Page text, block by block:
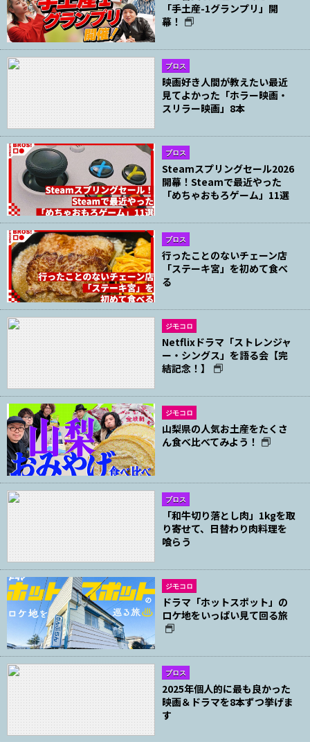
「手土産-1グランプリ」開
幕！
ブロス
映画好き人間が教えたい最近
見てよかった「ホラー映画・
スリラー映画」8本
ブロス
Steamスプリングセール2026
開幕！Steamで最近やった
「めちゃおもろゲーム」11選
ブロス
行ったことのないチェーン店
「ステーキ宮」を初めて食べ
る
ジモコロ
Netflixドラマ「ストレンジャ
ー・シングス」を語る会【完
結記念！】
ジモコロ
山梨県の人気お土産をたくさ
ん食べ比べてみよう！
ブロス
「和牛切り落とし肉」1kgを取
り寄せて、日替わり肉料理を
喰らう
ジモコロ
ドラマ「ホットスポット」の
ロケ地をいっぱい見て回る旅
ブロス
2025年個人的に最も良かった
映画＆ドラマを8本ずつ挙げま
す